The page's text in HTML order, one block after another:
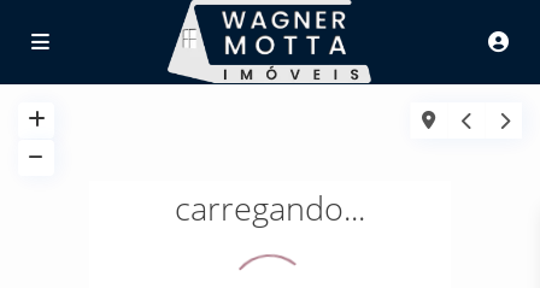
carregando...